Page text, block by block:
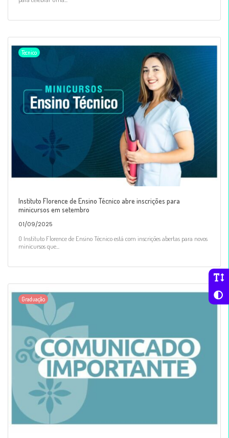
Técnico
Instituto Florence de Ensino Técnico abre inscrições para
minicursos em setembro
01/09/2025
O Instituto Florence de Ensino Técnico está com inscrições abertas para novos
minicursos que...
Graduação